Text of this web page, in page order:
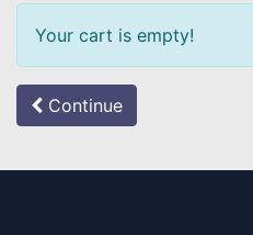
Your cart is empty!
Continue